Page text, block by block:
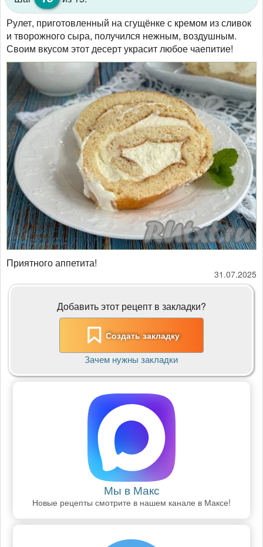
Рулет, приготовленный на сгущёнке с кремом из сливок
и творожного сыра, получился нежным, воздушным.
Своим вкусом этот десерт украсит любое чаепитие!
Приятного аппетита!
31.07.2025
Добавить этот рецепт в закладки?
Создать закладку
Зачем нужны закладки
Мы в Макс
Новые рецепты смотрите в нашем канале в Максе!